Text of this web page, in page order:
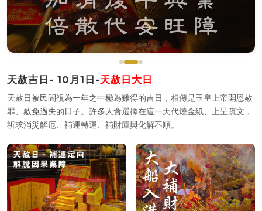
天赦吉日- 10月1日-天赦日大日
天赦日被民間視為一年之中極為難得的吉日，相傳是玉皇上帝開恩赦
罪、赦免過失的日子。許多人會選擇在這一天代燒金紙、上呈疏文，
祈求消災解厄、補運轉運、補財庫與化解不順。